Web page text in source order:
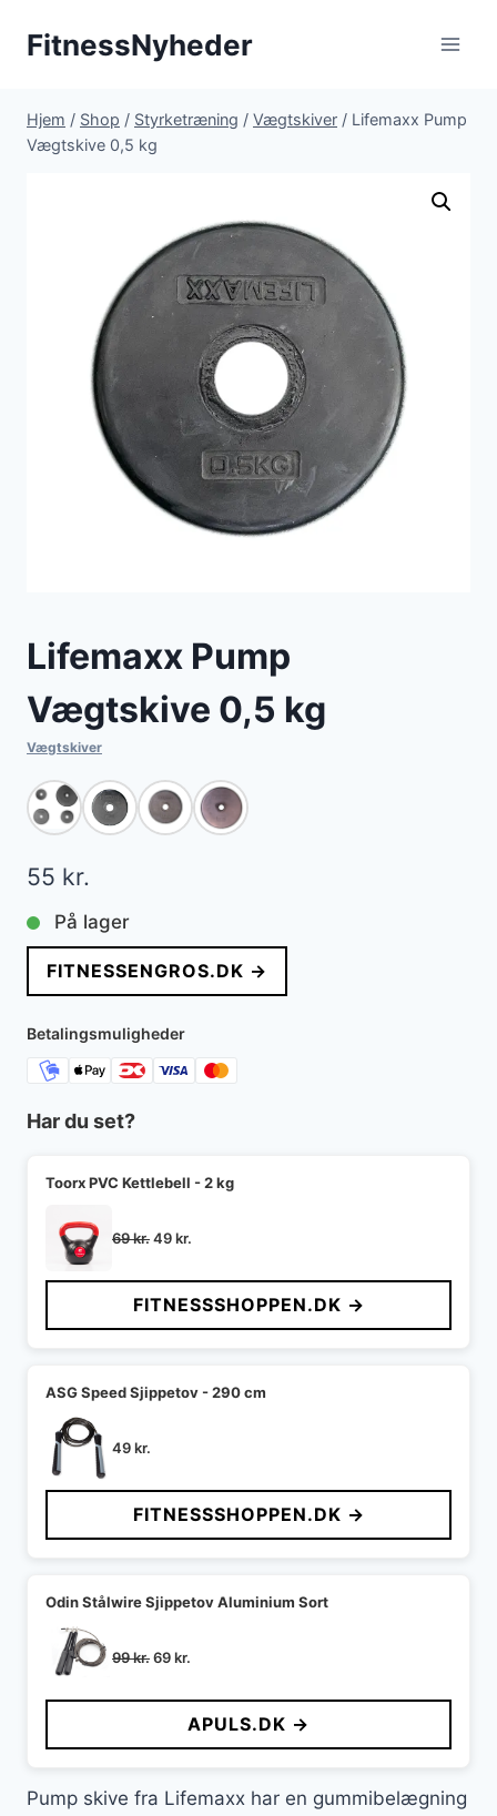
FitnessNyheder
Hjem / Shop / Styrketræning / Vægtskiver / Lifemaxx Pump
Vægtskive 0,5 kg
Lifemaxx Pump
Vægtskive 0,5 kg
Vægtskiver
55 kr.
På lager
FITNESSENGROS.DK →
Betalingsmuligheder
Har du set?
Toorx PVC Kettlebell - 2 kg
69kr.Den
pris
var:
69 kr..
49kr.
pris
er:
49 kr..
FITNESSSHOPPEN.DK →
ASG Speed Sjippetov - 290 cm
49kr.
FITNESSSHOPPEN.DK →
Odin Stålwire Sjippetov Aluminium Sort
99kr.Den
pris
99 kr..
69kr.
pris
er:
69 kr..
APULS.DK →
Pump skive fra Lifemaxx har en gummibelægning